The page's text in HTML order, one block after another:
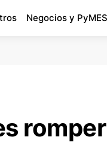
Negocios y PyMES